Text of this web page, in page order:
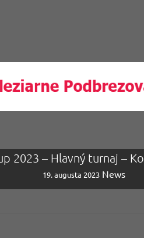
2023 – Hlavný turnaj –
19. augusta 2023 News